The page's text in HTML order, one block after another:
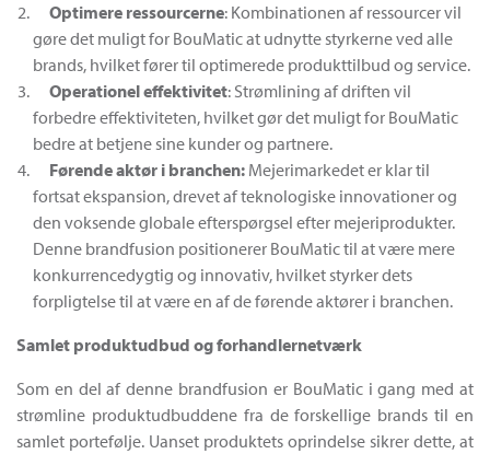
Optimere ressourcerne: Kombinationen af ressourcer vil
gøre det muligt for BouMatic at udnytte styrkerne ved alle
brands, hvilket fører til optimerede produkttilbud og service.
Operationel effektivitet: Strømlining af driften vil
forbedre effektiviteten, hvilket gør det muligt for BouMatic
bedre at betjene sine kunder og partnere.
Førende aktør i branchen: Mejerimarkedet er klar til
fortsat ekspansion, drevet af teknologiske innovationer og
den voksende globale efterspørgsel efter mejeriprodukter.
Denne brandfusion positionerer BouMatic til at være mere
konkurrencedygtig og innovativ, hvilket styrker dets
forpligtelse til at være en af de førende aktører i branchen.
Samlet produktudbud og forhandlernetværk
Som en del af denne brandfusion er BouMatic i gang med at
strømline produktudbuddene fra de forskellige brands til en
samlet portefølje. Uanset produktets oprindelse sikrer dette, at